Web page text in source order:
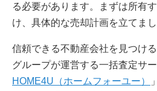
る必要があります。まずは所有
け、具体的な売却計画を立てまし
信頼できる不動産会社を見つけ
グループが運営する一括査定サー
HOME4U（ホームフォーユー）